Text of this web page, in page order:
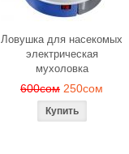
Ловушка для насекомых
электрическая
мухоловка
600сом 250сом